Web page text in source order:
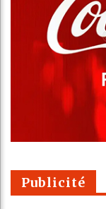
Publicité